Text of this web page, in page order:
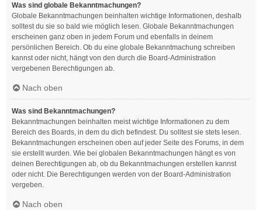
Was sind globale Bekanntmachungen?
Globale Bekanntmachungen beinhalten wichtige Informationen, deshalb
solltest du sie so bald wie möglich lesen. Globale Bekanntmachungen
erscheinen ganz oben in jedem Forum und ebenfalls in deinem
persönlichen Bereich. Ob du eine globale Bekanntmachung schreiben
kannst oder nicht, hängt von den durch die Board-Administration
vergebenen Berechtigungen ab.
Nach oben
Was sind Bekanntmachungen?
Bekanntmachungen beinhalten meist wichtige Informationen zu dem
Bereich des Boards, in dem du dich befindest. Du solltest sie stets lesen.
Bekanntmachungen erscheinen oben auf jeder Seite des Forums, in dem
sie erstellt wurden. Wie bei globalen Bekanntmachungen hängt es von
deinen Berechtigungen ab, ob du Bekanntmachungen erstellen kannst
oder nicht. Die Berechtigungen werden von der Board-Administration
vergeben.
Nach oben